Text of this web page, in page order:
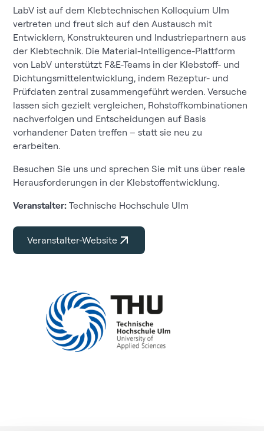
LabV ist auf dem Klebtechnischen Kolloquium Ulm
vertreten und freut sich auf den Austausch mit
Entwicklern, Konstrukteuren und Industriepartnern aus
der Klebtechnik. Die Material-Intelligence-Plattform
von LabV unterstützt F&E-Teams in der Klebstoff- und
Dichtungsmittelentwicklung, indem Rezeptur- und
Prüfdaten zentral zusammengeführt werden. Versuche
lassen sich gezielt vergleichen, Rohstoffkombinationen
nachverfolgen und Entscheidungen auf Basis
vorhandener Daten treffen – statt sie neu zu
erarbeiten.
Besuchen Sie uns und sprechen Sie mit uns über reale
Herausforderungen in der Klebstoffentwicklung.
Veranstalter: Technische Hochschule Ulm
Veranstalter-Website